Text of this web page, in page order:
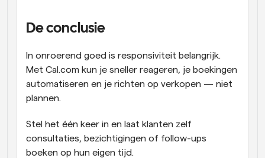
De conclusie
In onroerend goed is responsiviteit belangrijk.
Met Cal.com kun je sneller reageren, je boekingen
automatiseren en je richten op verkopen — niet
plannen.
Stel het één keer in en laat klanten zelf
consultaties, bezichtigingen of follow-ups
boeken op hun eigen tijd.